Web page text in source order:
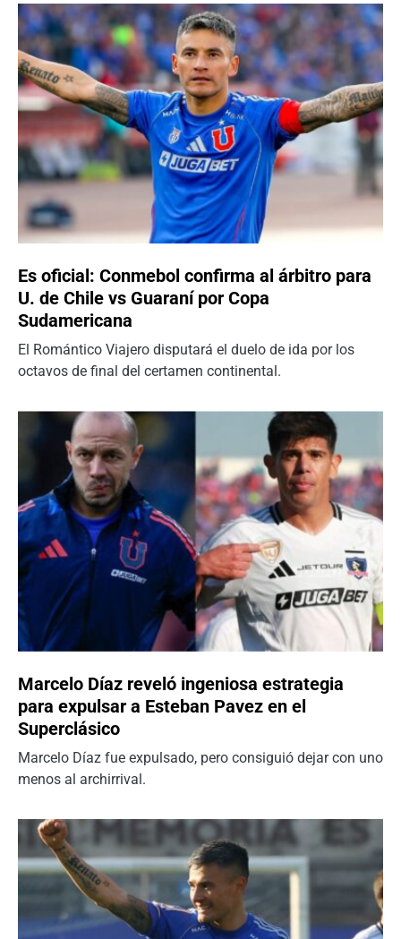
Es oficial: Conmebol confirma al árbitro para
U. de Chile vs Guaraní por Copa
Sudamericana
El Romántico Viajero disputará el duelo de ida por los
octavos de final del certamen continental.
Marcelo Díaz reveló ingeniosa estrategia
para expulsar a Esteban Pavez en el
Superclásico
Marcelo Díaz fue expulsado, pero consiguió dejar con uno
menos al archirrival.